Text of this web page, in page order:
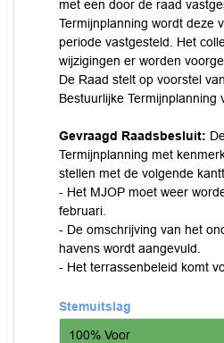
met een door de raad
Termijnplanning wordt deze
periode vastgesteld. Het
wijzigingen er worden
De Raad stelt op voorstel
Bestuurlijke Termijnplanning
Gevraagd Raadsbesluit:
Termijnplanning met
stellen met de volgende
- Het MJOP moet weer
februari.
- De omschrijving van het
havens wordt aangevuld.
- Het terrassenbeleid komt
Stemuitslag
100% Voor